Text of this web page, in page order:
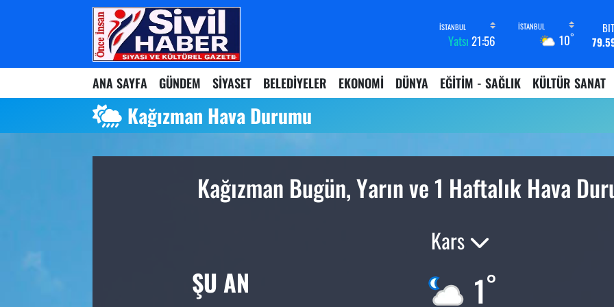
Yatsı 21:56 10°
ANA SAYFA GÜNDEM SİYASET BELEDİYELER EKONOMİ DÜNYA EĞİTİM - SAĞLIK KÜLTÜR SANAT
Kağızman Hava Durumu
Kağızman Bugün, Yarın ve 1 Haftalık Hava
ŞU AN
Kars
1°
Nöbetçi Eczaneler
Hava Durumu
Namaz Vakitleri
Trafik Durumu
Süper Lig Puan Durumu ve Fikstür